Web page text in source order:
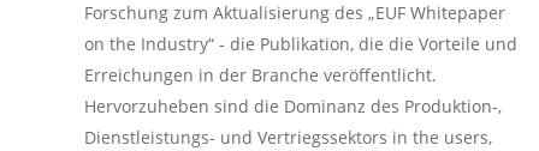
Forschung zum Aktualisierung des „EUF Whitepaper
on the Industry“ - die Publikation, die die Vorteile und
Erreichungen in der Branche veröffentlicht.
Hervorzuheben sind die Dominanz des Produktion-,
Dienstleistungs- und Vertriegssektors in the users,